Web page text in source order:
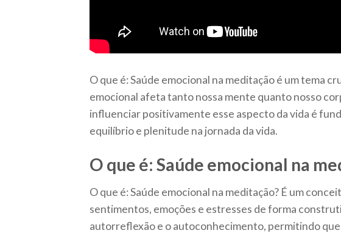
O que é: Saúde emocional na meditação é um tema
emocional afeta tanto nossa mente quanto nosso
influenciar positivamente esse aspecto da vida é
equilíbrio e plenitude na jornada da vida.
O que é: Saúde emocional na
O que é: Saúde emocional na meditação? É um
sentimentos, emoções e estresses de forma
autorreflexão e o autoconhecimento, permitindo que